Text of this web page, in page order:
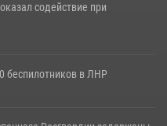
содействие при
беспилотников в ЛНР